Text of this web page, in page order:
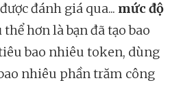
đánh giá qua... mức độ
thể hơn là bạn đã tạo bao
bao nhiêu token, dùng
nhiêu phần trăm công